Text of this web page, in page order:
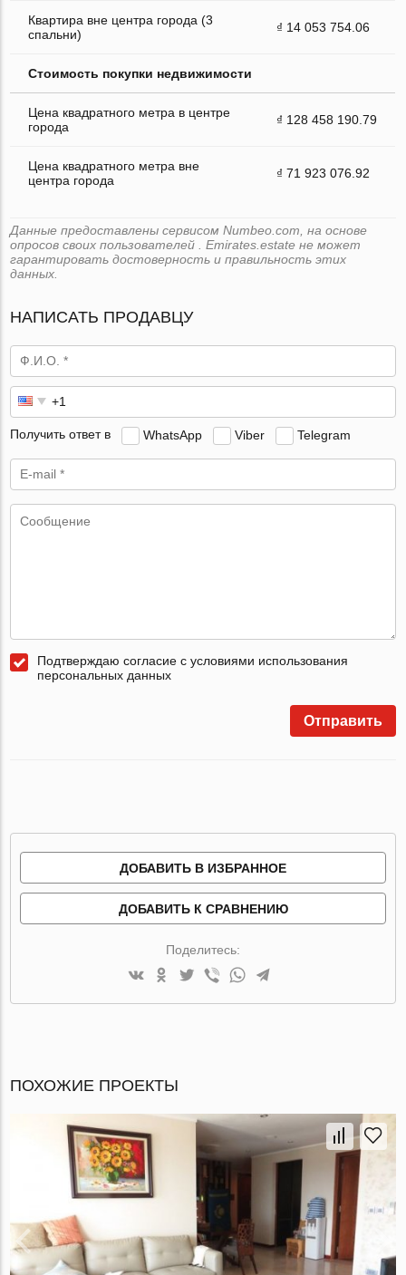
Квартира вне центра города (3
спальни)
₫ 14 053 754.06
Стоимость покупки недвижимости
Цена квадратного метра в центре
города
₫ 128 458 190.79
Цена квадратного метра вне
центра города
₫ 71 923 076.92
Данные предоставлены сервисом Numbeo.com, на основе
опросов своих пользователей . Emirates.estate не может
гарантировать достоверность и правильность этих
данных.
НАПИСАТЬ ПРОДАВЦУ
Получить ответ в WhatsApp Viber Telegram
Подтверждаю согласие с условиями использования
персональных данных
Отправить
ДОБАВИТЬ В ИЗБРАННОЕ
ДОБАВИТЬ К СРАВНЕНИЮ
Поделитесь:
ПОХОЖИЕ ПРОЕКТЫ